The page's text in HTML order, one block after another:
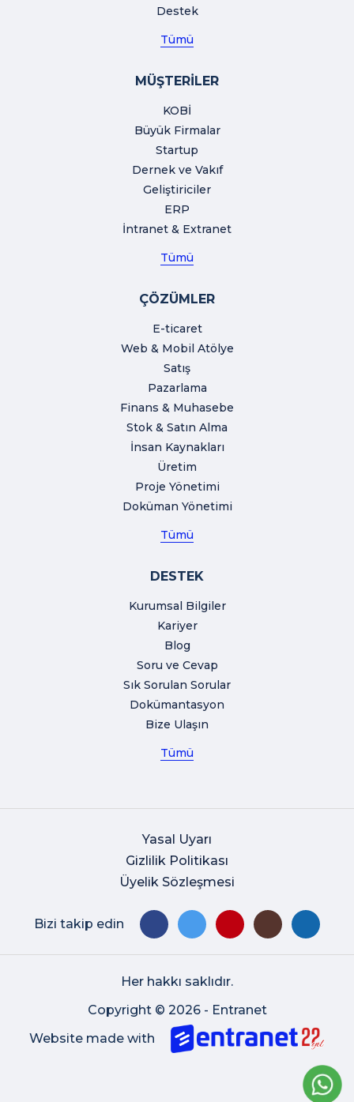
Destek
Tümü
MÜŞTERİLER
KOBİ
Büyük Firmalar
Startup
Dernek ve Vakıf
Geliştiriciler
ERP
İntranet & Extranet
Tümü
ÇÖZÜMLER
E-ticaret
Web & Mobil Atölye
Satış
Pazarlama
Finans & Muhasebe
Stok & Satın Alma
İnsan Kaynakları
Üretim
Proje Yönetimi
Doküman Yönetimi
Tümü
DESTEK
Kurumsal Bilgiler
Kariyer
Blog
Soru ve Cevap
Sık Sorulan Sorular
Dokümantasyon
Bize Ulaşın
Tümü
Yasal Uyarı
Gizlilik Politikası
Üyelik Sözleşmesi
Bizi takip edin
Her hakkı saklıdır.
Copyright © 2026 - Entranet
Website made with